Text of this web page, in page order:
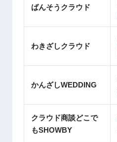
ばんそうクラウド
わきざしクラウド
かんざしWEDDING
クラウド商談どこで
もSHOWBY